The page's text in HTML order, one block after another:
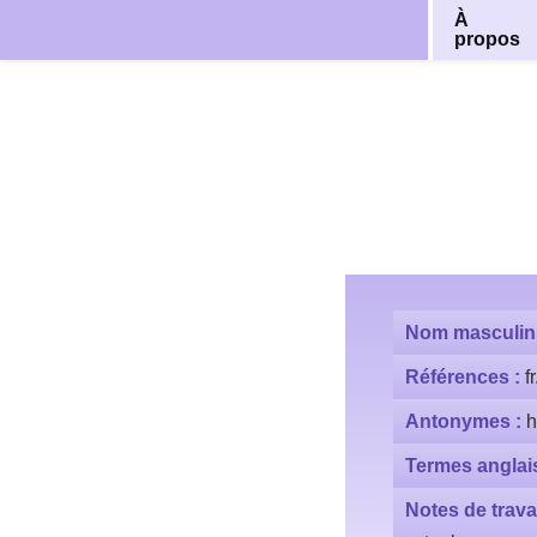
Aller
À
propos
Nom
Références :
Antonymes :
Termes
Notes de